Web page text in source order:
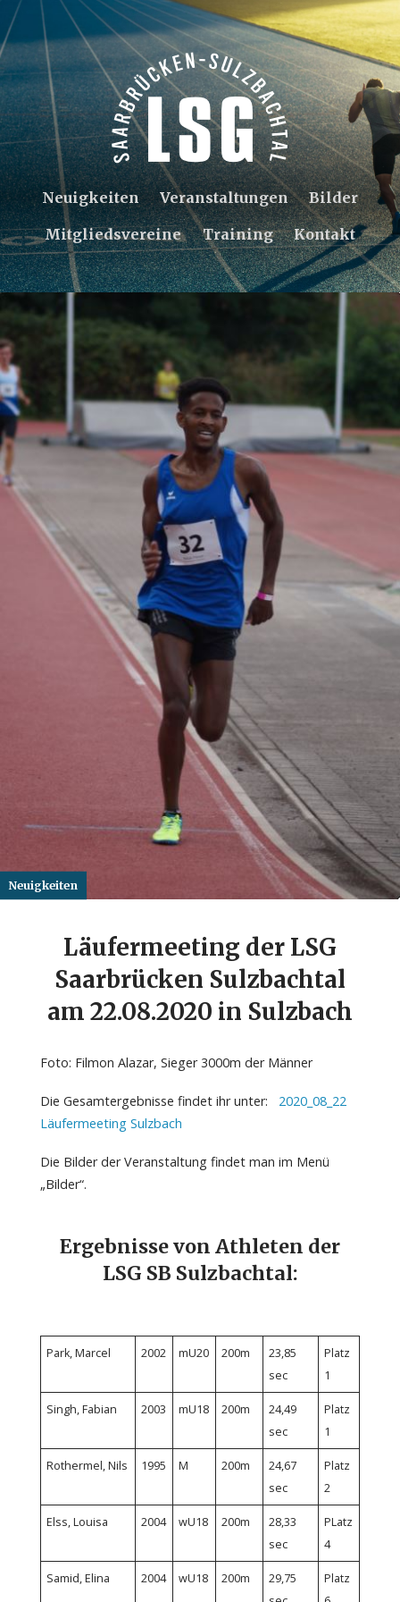
Neuigkeiten Veranstaltungen Bilder
Mitgliedsvereine Training Kontakt
Neuigkeiten
Läufermeeting der LSG
Saarbrücken Sulzbachtal
am 22.08.2020 in Sulzbach
Foto: Filmon Alazar, Sieger 3000m der Männer
Die Gesamtergebnisse findet ihr unter: 2020_08_22
Läufermeeting Sulzbach
Die Bilder der Veranstaltung findet man im Menü
„Bilder“.
Ergebnisse von Athleten der
LSG SB Sulzbachtal:
Park, Marcel 2002 mU20 200m
23,85
sec
Platz
1
Singh, Fabian 2003 mU18 200m
24,49
sec
Platz
1
Rothermel, Nils 1995 M 200m
24,67
sec
Platz
2
Elss, Louisa 2004 wU18 200m
28,33
sec
PLatz
4
Samid, Elina 2004 wU18 200m
29,75
Platz